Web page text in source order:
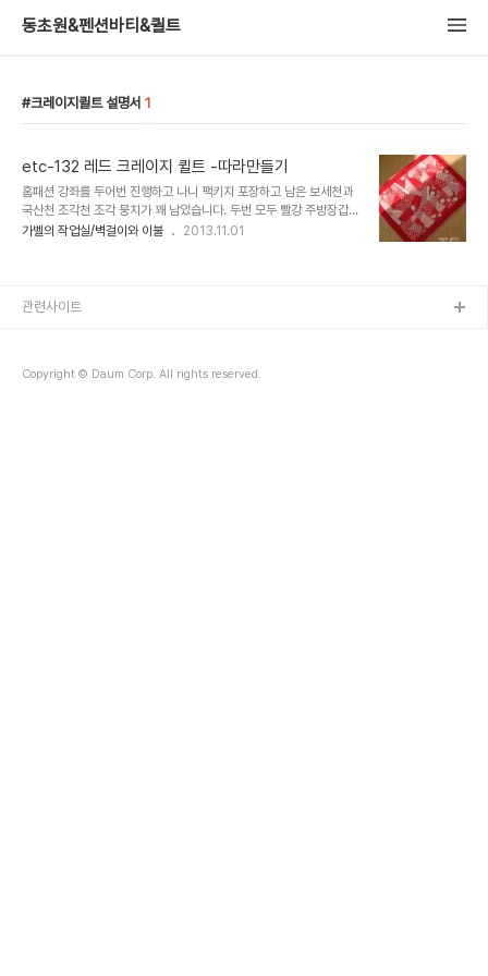
동초원&펜션바티&퀼트
크레이지퀼트 설명서 1
etc-132 레드 크레이지 퀼트 -따라만들기
홈패션 강좌를 두어번 진행하고 나니 팩키지 포장하고 남은 보세천과
국산천 조각천 조각 뭉치가 꽤 남았습니다. 두번 모두 빨강 주방장갑과
컵받침을 진행해서 남은 천들은 모두 선명한 빨강 원단들.. 조각잇기해
가벨의 작업실/벽걸이와 이불 2013.11.01
Copyright © Daum Corp. All rights reserved.
관련사이트